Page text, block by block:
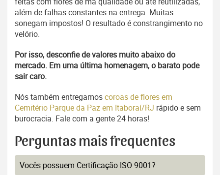
além de falhas constantes na entrega. Muitas
sonegam impostos! O resultado é constrangimento no
velório.
Por isso, desconfie de valores muito abaixo do
mercado. Em uma última homenagem, o barato pode
sair caro.
Nós também entregamoscoroas de flores em
Cemitério Parque da Paz em Itaboraí/RJ rápido e sem
burocracia. Fale com a gente 24 horas!
Perguntas mais frequentes
Vocês possuem Certificação ISO 9001?